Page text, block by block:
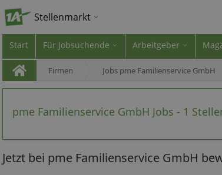
Stellenmarkt
Start Für Jobsuchende Arbeitgeber
Firmen Jobs pme Familienservice GmbH
pme Familienservice GmbH Jobs - 1
Jetzt bei pme Familienservice GmbH